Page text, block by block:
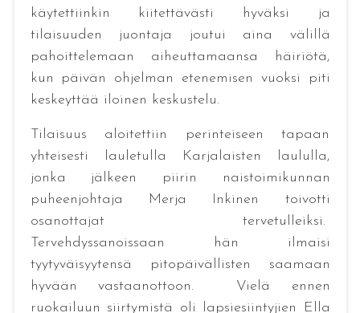
käytettiinkin kiitettävästi hyväksi ja
tilaisuuden juontaja joutui aina välillä
pahoittelemaan aiheuttamaansa häiriötä,
kun päivän ohjelman etenemisen vuoksi piti
keskeyttää iloinen keskustelu.
Tilaisuus aloitettiin perinteiseen tapaan
yhteisesti lauletulla Karjalaisten laululla,
jonka jälkeen piirin naistoimikunnan
puheenjohtaja Merja Inkinen toivotti
osanottajat tervetulleiksi.
Tervehdyssanoissaan hän ilmaisi
tyytyväisyytensä pitopäivällisten saamaan
hyvään vastaanottoon. Vielä ennen
ruokailuun siirtymistä oli lapsiesiintyjien Ella